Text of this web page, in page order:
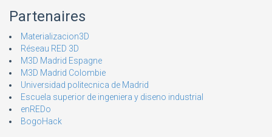
Partenaires
Materializacion3D
Réseau RED 3D
M3D Madrid Espagne
M3D Madrid Colombie
Universidad politecnica de Madrid
Escuela superior de ingeniera y diseno industrial
enREDo
BogoHack